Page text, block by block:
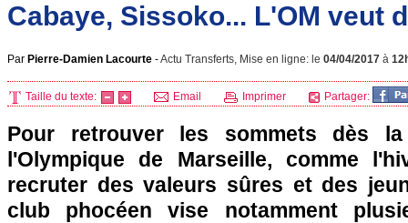
Cabaye, Sissoko... L'OM veut
Par Pierre-Damien Lacourte -Actu Transferts, Mise en ligne: le 04/04/2017 à
Taille du texte: Email Imprimer Partager:
Pour retrouver les sommets dès la
l'Olympique de Marseille, comme
recruter des valeurs sûres et des
club phocéen vise notamment